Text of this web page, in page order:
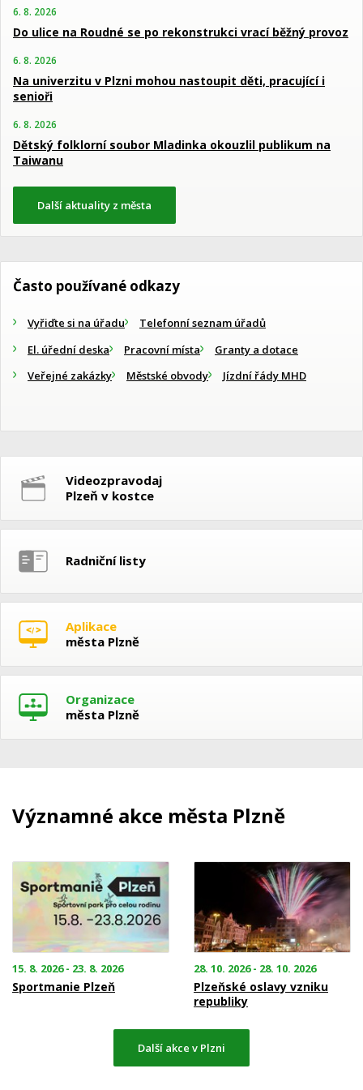
6. 8. 2026
Do ulice na Roudné se po rekonstrukci vrací běžný provoz
6. 8. 2026
Na univerzitu v Plzni mohou nastoupit děti, pracující i
senioři
6. 8. 2026
Dětský folklorní soubor Mladinka okouzlil publikum na
Taiwanu
Další aktuality z města
Často používané odkazy
Vyřiďte si na úřadu
Telefonní seznam úřadů
El. úřední deska
Pracovní místa
Granty a dotace
Veřejné zakázky
Městské obvody Jízdní řády MHD
Videozpravodaj
Plzeň v kostce
Radniční listy
Aplikace
města Plzně
Organizace
města Plzně
Významné akce města Plzně
15. 8. 2026 - 23. 8. 2026
Sportmanie Plzeň
28. 10. 2026 - 28. 10. 2026
Plzeňské oslavy vzniku
republiky
Další akce v Plzni